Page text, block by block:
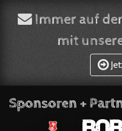
Immer auf
mit
Sponsoren +